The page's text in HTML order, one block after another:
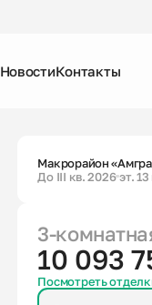
НовостиКонтакты
Макрорайон
До III кв. 2026 эт.
3-
10 093
Посмотреть